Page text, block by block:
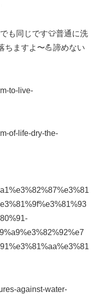
も同じです👕普通に洗
ちますよ〜💪諦めない
to-live-
of-life-dry-the-
against-water-